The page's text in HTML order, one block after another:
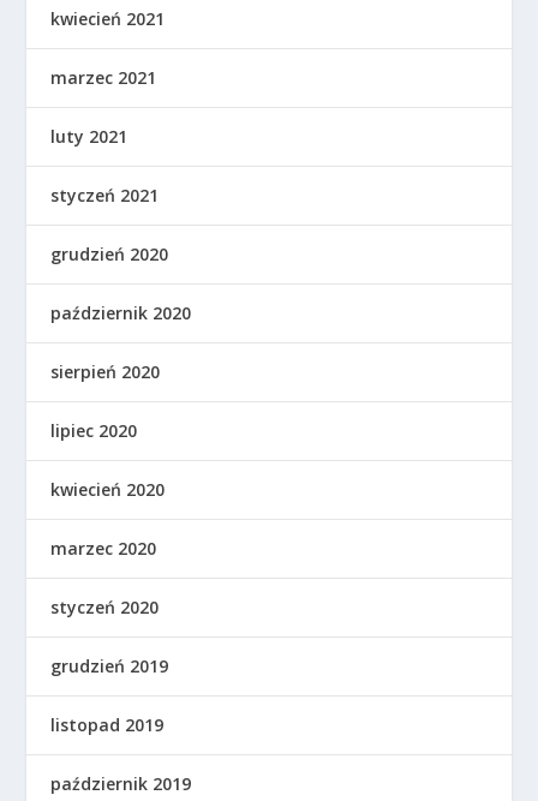
kwiecień 2021
marzec 2021
luty 2021
styczeń 2021
grudzień 2020
październik 2020
sierpień 2020
lipiec 2020
kwiecień 2020
marzec 2020
styczeń 2020
grudzień 2019
listopad 2019
październik 2019